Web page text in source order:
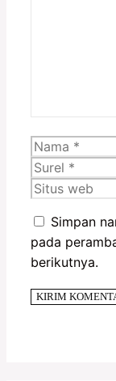
Nama
Simpan
pada
berikutnya.